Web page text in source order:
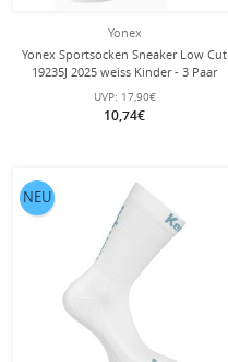
Yonex
Yonex Sportsocken Sneaker Low Cut
19235J 2025 weiss Kinder - 3 Paar
UVP: 17,90€
10,74€
NEU